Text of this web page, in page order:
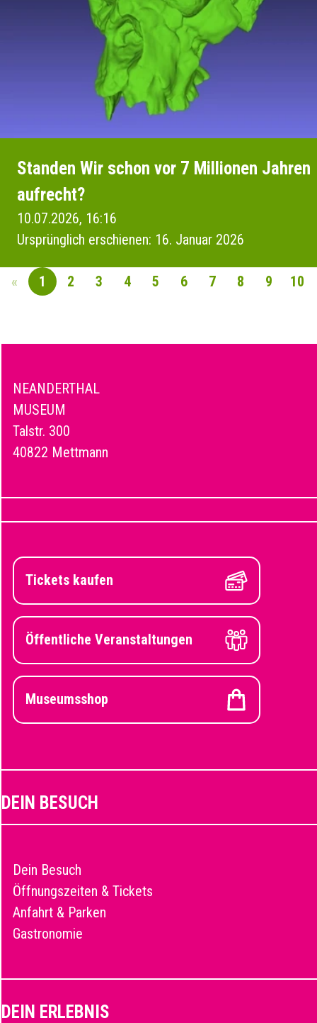
Standen Wir schon vor 7 Millionen Jahren
aufrecht?
10.07.2026, 16:16
Ursprünglich erschienen: 16. Januar 2026
« 1 2 3 4 5 6 7 8 9 10
NEANDERTHAL
MUSEUM
Talstr. 300
40822 Mettmann
Tickets kaufen
Öffentliche Veranstaltungen
Museumsshop
DEIN BESUCH
Dein Besuch
Öffnungszeiten & Tickets
Anfahrt & Parken
Gastronomie
DEIN ERLEBNIS